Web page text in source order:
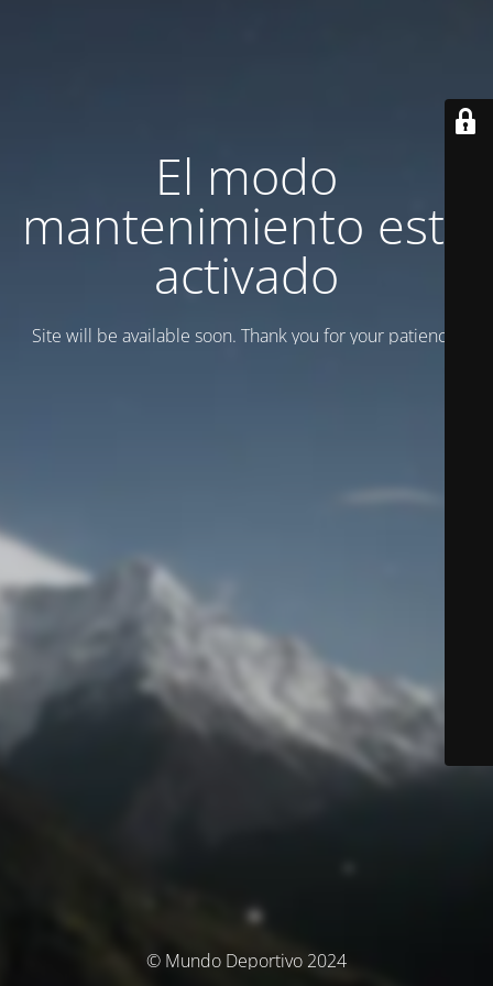
El modo
mantenimiento está
activado
Site will be available soon. Thank you for your patience!
© Mundo Deportivo 2024